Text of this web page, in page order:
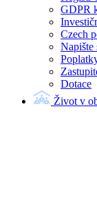
GDPR
Czech
Napište
Dotace
Život v